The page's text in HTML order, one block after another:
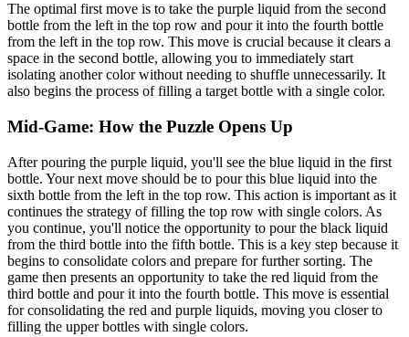
The optimal first move is to take the purple liquid from the second
bottle from the left in the top row and pour it into the fourth bottle
from the left in the top row. This move is crucial because it clears a
space in the second bottle, allowing you to immediately start
isolating another color without needing to shuffle unnecessarily. It
also begins the process of filling a target bottle with a single color.
Mid-Game: How the Puzzle Opens Up
After pouring the purple liquid, you'll see the blue liquid in the first
bottle. Your next move should be to pour this blue liquid into the
sixth bottle from the left in the top row. This action is important as it
continues the strategy of filling the top row with single colors. As
you continue, you'll notice the opportunity to pour the black liquid
from the third bottle into the fifth bottle. This is a key step because it
begins to consolidate colors and prepare for further sorting. The
game then presents an opportunity to take the red liquid from the
third bottle and pour it into the fourth bottle. This move is essential
for consolidating the red and purple liquids, moving you closer to
filling the upper bottles with single colors.